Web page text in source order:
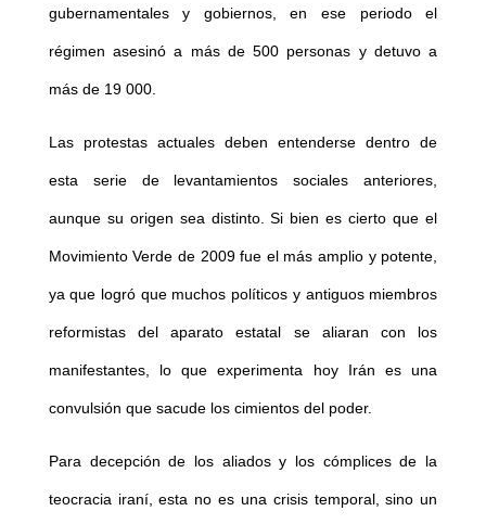
gubernamentales y gobiernos, en ese periodo el
régimen asesinó a más de 500 personas y detuvo a
más de 19 000.
Las protestas actuales deben entenderse dentro de
esta serie de levantamientos sociales anteriores,
aunque su origen sea distinto. Si bien es cierto que el
Movimiento Verde de 2009 fue el más amplio y potente,
ya que logró que muchos políticos y antiguos miembros
reformistas del aparato estatal se aliaran con los
manifestantes, lo que experimenta hoy Irán es una
convulsión que sacude los cimientos del poder.
Para decepción de los aliados y los cómplices de la
teocracia iraní, esta no es una crisis temporal, sino un